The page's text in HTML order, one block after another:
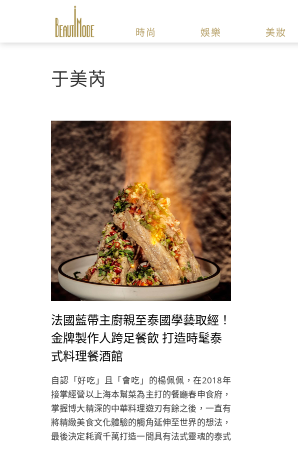
時尚 娛樂 美妝
于美芮
法國藍帶主廚親至泰國學藝取經！
金牌製作人跨足餐飲 打造時髦泰
式料理餐酒館
自認「好吃」且「會吃」的楊佩佩，在2018年
接掌經營以上海本幫菜為主打的餐廳春申食府，
掌握博大精深的中華料理遊刃有餘之後，一直有
將精緻美食文化體驗的觸角延伸至世界的想法，
最後決定耗資千萬打造一間具有法式靈魂的泰式